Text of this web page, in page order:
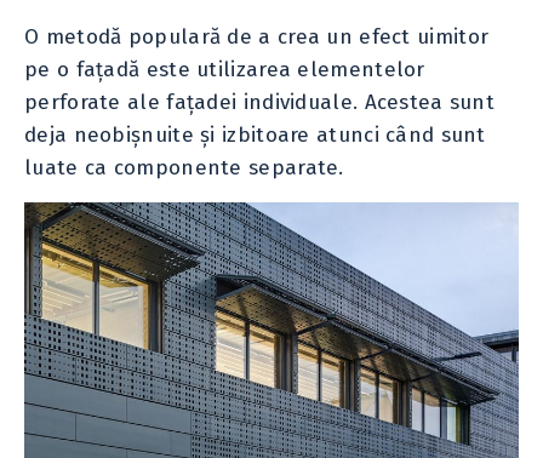
O metodă populară de a crea un efect uimitor
pe o fațadă este utilizarea elementelor
perforate ale fațadei individuale. Acestea sunt
deja neobișnuite și izbitoare atunci când sunt
luate ca componente separate.